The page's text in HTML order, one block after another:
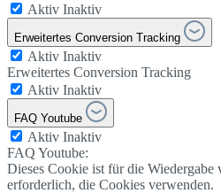
Aktiv Inaktiv
Erweitertes Conversion Tracking
Aktiv Inaktiv
Erweitertes Conversion Tracking
Aktiv Inaktiv
FAQ Youtube
Aktiv Inaktiv
FAQ Youtube:
Dieses Cookie ist für die
erforderlich, die Cookies verwenden.